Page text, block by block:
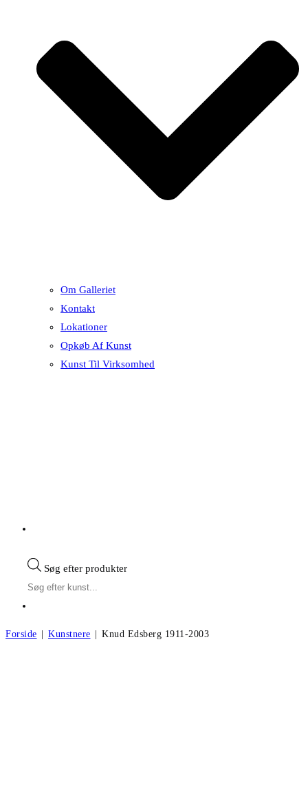
Om Galleriet
Kontakt
Lokationer
Opkøb Af Kunst
Kunst Til Virksomhed
Søg efter produkter
Forside | Kunstnere | Knud Edsberg 1911-2003